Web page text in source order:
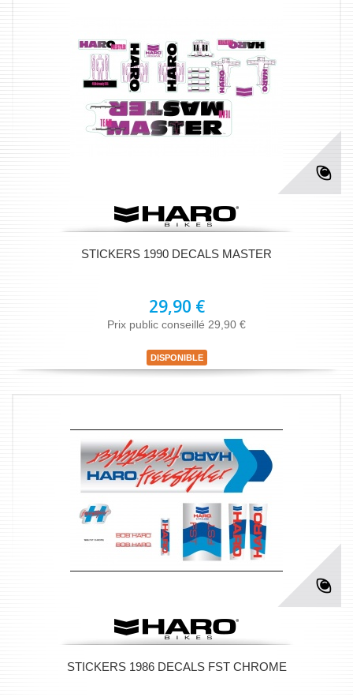
STICKERS 1990 DECALS MASTER
29,90 €
Prix public conseillé 29,90 €
DISPONIBLE
STICKERS 1986 DECALS FST CHROME